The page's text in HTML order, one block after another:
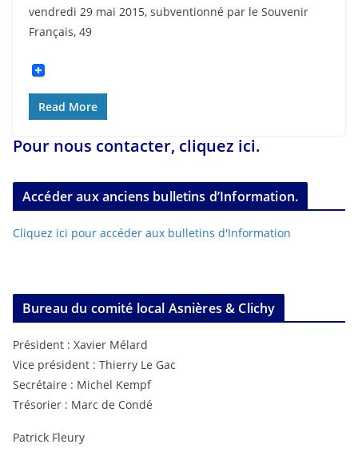
vendredi 29 mai 2015, subventionné par le Souvenir
Français, 49
Read More
Pour nous contacter, cliquez ici.
Accéder aux anciens bulletins d’Information.
Cliquez ici pour accéder aux bulletins d'Information
Bureau du comité local Asnières & Clichy
Président : Xavier Mélard
Vice président : Thierry Le Gac
Secrétaire : Michel Kempf
Trésorier : Marc de Condé
Patrick Fleury